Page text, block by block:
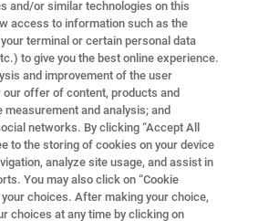
gobain.com
Gobain Performance Plastics |
and/or similar technologies on this
access to information such as the
terminal or certain personal data
to give you the best online experience.
and improvement of the user
offer of content, products and
measurement and analysis; and
networks. By clicking “Accept All
to the storing of cookies on your device
analyze site usage, and assist in
You may also click on “Cookie
choices. After making your choice,
choices at any time by clicking on